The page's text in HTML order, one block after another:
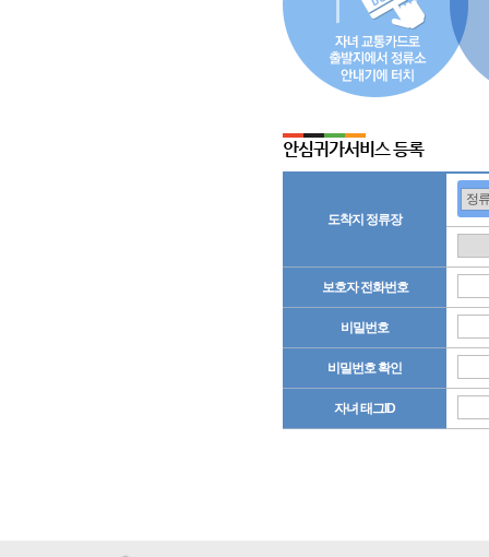
안심귀가서비스 등록
도착지 정류장
보호자 전화번호
비밀번호
비밀번호 확인
자녀 태그ID